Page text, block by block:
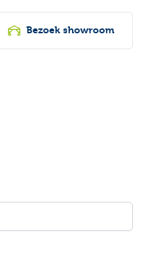
Bezoek showroom